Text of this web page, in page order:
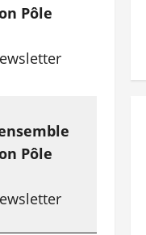
Pôle
Pôle